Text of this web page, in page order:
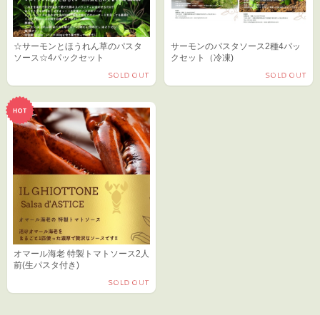
☆サーモンとほうれん草のパスタ
ソース☆4パックセット
SOLD OUT
サーモンのパスタソース2種4パッ
クセット（冷凍)
SOLD OUT
オマール海老 特製トマトソース2人
前(生パスタ付き)
SOLD OUT